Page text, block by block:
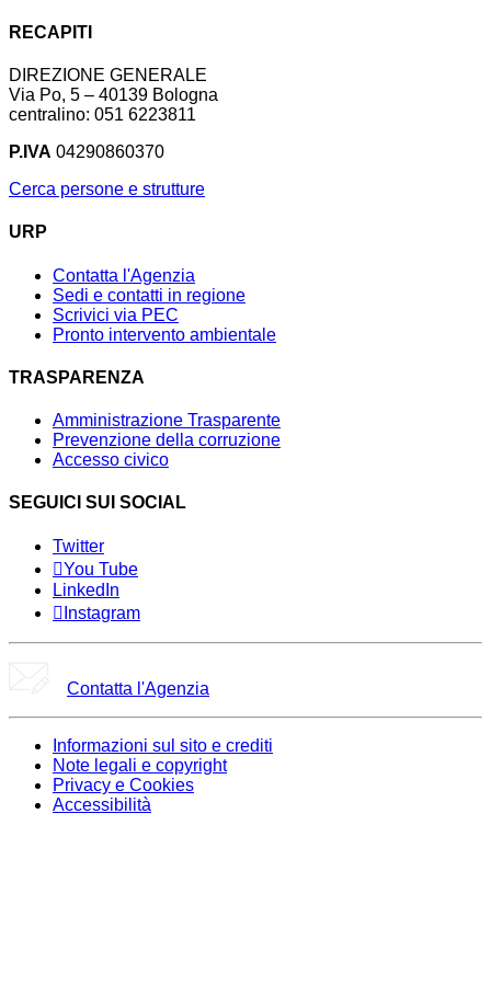
RECAPITI
DIREZIONE GENERALE
Via Po, 5 – 40139 Bologna
centralino: 051 6223811
P.IVA 04290860370
Cerca persone e strutture
URP
Contatta l'Agenzia
Sedi e contatti in regione
Scrivici via PEC
Pronto intervento ambientale
TRASPARENZA
Amministrazione Trasparente
Prevenzione della corruzione
Accesso civico
SEGUICI SUI SOCIAL
Twitter
You Tube
LinkedIn
Instagram
Contatta l'Agenzia
Informazioni sul sito e crediti
Note legali e copyright
Privacy e Cookies
Accessibilità